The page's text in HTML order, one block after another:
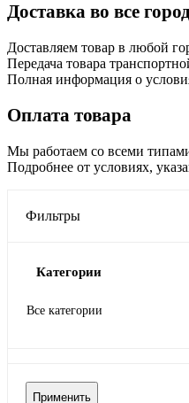
Доставка во все
Доставляем товар в любой
Передача товара
Полная информация о
Оплата товара
Мы работаем со всеми
Подробнее от условиях,
Фильтры
Категории
Все категории
Применить